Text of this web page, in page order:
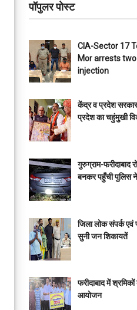
पॉपुलर पोस्ट
CIA-Sector 17
Mor arrests
injection
केंद्र व प्रदेश सरकार
प्रदेश का चहुंमुखी
गुरुग्राम-फरीदाबाद
बनकर पहुँची पुलिस
जिला लोक संपर्क एवं
सुनी जन शिकायतें
फरीदाबाद में
आयोजन